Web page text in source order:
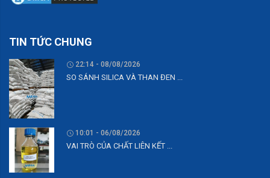
TIN TỨC CHUNG
22:14 - 08/08/2026
SO SÁNH SILICA VÀ THAN ĐEN ...
10:01 - 06/08/2026
VAI TRÒ CỦA CHẤT LIÊN KẾT ...